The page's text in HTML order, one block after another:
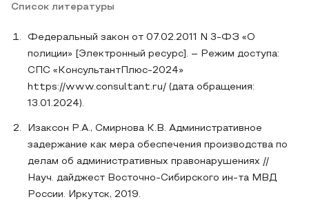
Список литературы
Федеральный закон от 07.02.2011 N 3-ФЗ «О
полиции» [Электронный ресурс]. – Режим доступа:
СПС «КонсультантПлюс-2024»
https://www.consultant.ru/ (дата обращения:
13.01.2024).
Изаксон P.A., Смирнова К.В. Административное
задержание как мера обеспечения производства по
делам об административных правонарушениях //
Науч. дайджест Восточно-Сибирского ин-та МВД
России. Иркутск, 2019.